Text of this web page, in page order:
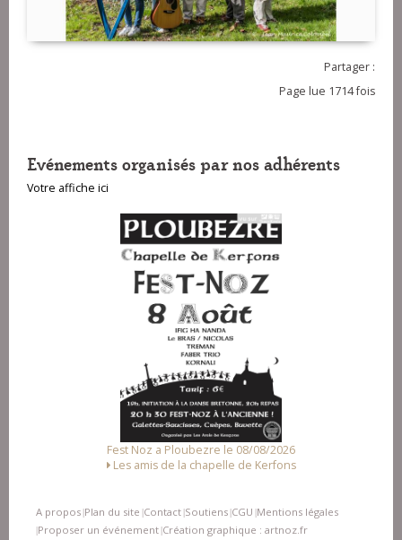
Partager :
Page lue 1714 fois
Evénements organisés par nos adhérents
Votre affiche ici
Fest Noz a Ploubezre le 08/08/2026
Les amis de la chapelle de Kerfons
A propos Plan du site Contact Soutiens CGU Mentions légales
Proposer un événement Création graphique : artnoz.fr